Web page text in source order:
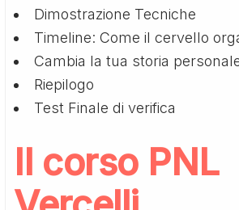
Dimostrazione Tecniche
Timeline: Come il cervello
Cambia la tua storia
Riepilogo
Test Finale di verifica
Il corso PNL